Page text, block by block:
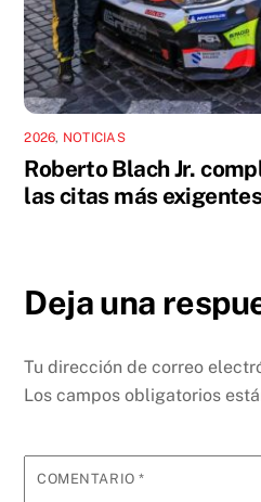
2026, NOTICIAS
Roberto Blach Jr.
las citas más
Deja una
Tu dirección de correo
Los campos obligatorios
COMENTARIO*